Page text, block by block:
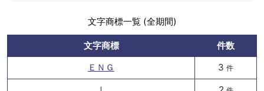
文字商標一覧 (全期間)
文字商標
件数
ＥＮＧ
3 件